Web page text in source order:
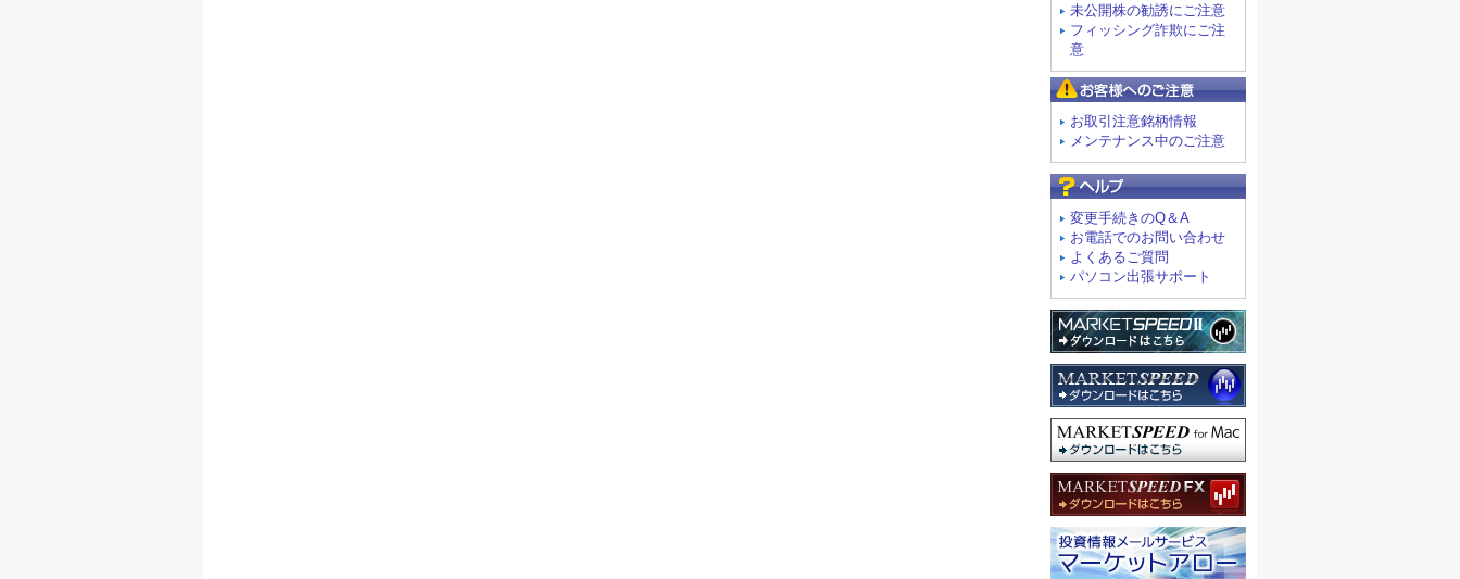
未公開株の勧誘にご注意
フィッシング詐欺にご注
意
お取引注意銘柄情報
メンテナンス中のご注意
変更手続きのQ＆A
お電話でのお問い合わせ
よくあるご質問
パソコン出張サポート